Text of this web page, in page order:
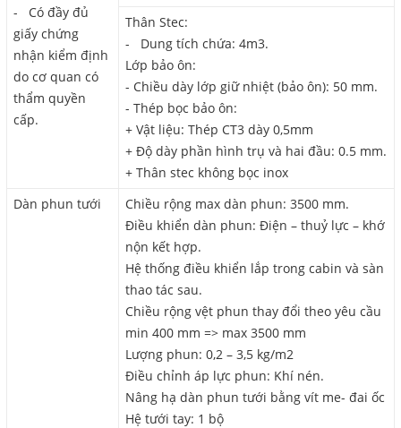
- Có đầy đủ
giấy chứng
nhận kiểm định
do cơ quan có
thẩm quyền
cấp.
Thân Stec:
- Dung tích chứa: 4m3.
Lớp bảo ôn:
- Chiều dày lớp giữ nhiệt (bảo ôn): 50 mm.
- Thép bọc bảo ôn:
+ Vật liệu: Thép CT3 dày 0,5mm
+ Độ dày phần hình trụ và hai đầu: 0.5 mm.
+ Thân stec không bọc inox
Dàn phun tưới
Chiều rộng max dàn phun: 3500 mm.
Điều khiển dàn phun: Điện – thuỷ lực – khớ
nộn kết hợp.
Hệ thống điều khiển lắp trong cabin và sàn
thao tác sau.
Chiều rộng vệt phun thay đổi theo yêu cầu
min 400 mm => max 3500 mm
Lượng phun: 0,2 – 3,5 kg/m2
Điều chỉnh áp lực phun: Khí nén.
Nâng hạ dàn phun tưới bằng vít me- đai ốc
Hệ tưới tay: 1 bộ